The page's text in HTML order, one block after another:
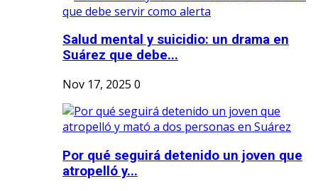
Salud mental y suicidio: un drama en
Suárez que debe...
Nov 17, 2025 0
Por qué seguirá detenido un joven que
atropelló y...